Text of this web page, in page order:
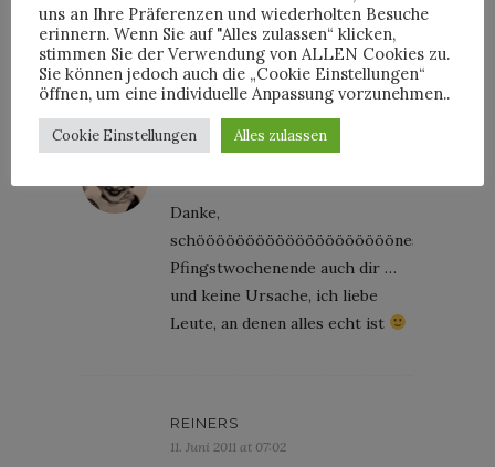
zu Michelle Obama! Schöne
Pfingsten, ich bin auf dem Land
DAISYDORA
Danke,
schöööööööööööööööööööönes
Pfingstwochenende auch dir …
und keine Ursache, ich liebe
Leute, an denen alles echt ist
REINERS
11. Juni 2011 at 07:02
uns an Ihre Präferenzen und wiederholten Besuche
erinnern. Wenn Sie auf "Alles zulassen“ klicken,
stimmen Sie der Verwendung von ALLEN Cookies zu.
Sie können jedoch auch die „Cookie Einstellungen“
öffnen, um eine individuelle Anpassung vorzunehmen..
Cookie Einstellungen Alles zulassen